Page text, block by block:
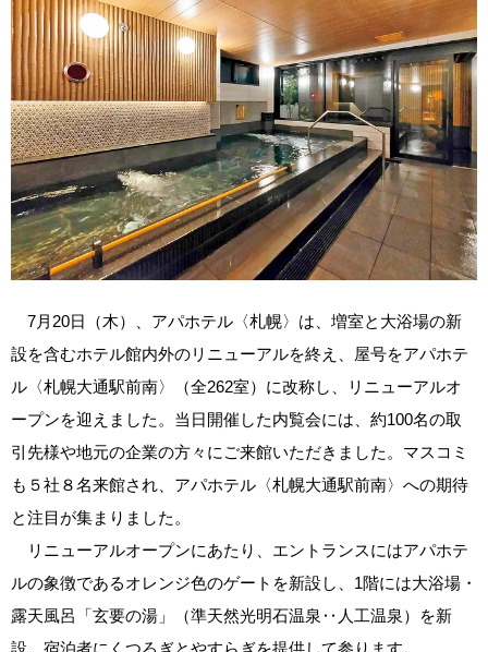
7月20日（木）、アパホテル〈札幌〉は、増室と大浴場の新
設を含むホテル館内外のリニューアルを終え、屋号をアパホテ
ル〈札幌大通駅前南〉（全262室）に改称し、リニューアルオ
ープンを迎えました。当日開催した内覧会には、約100名の取
引先様や地元の企業の方々にご来館いただきました。マスコミ
も５社８名来館され、アパホテル〈札幌大通駅前南〉への期待
と注目が集まりました。
リニューアルオープンにあたり、エントランスにはアパホテ
ルの象徴であるオレンジ色のゲートを新設し、1階には大浴場・
露天風呂「玄要の湯」（準天然光明石温泉‥人工温泉）を新
設。宿泊者にくつろぎとやすらぎを提供して参ります。